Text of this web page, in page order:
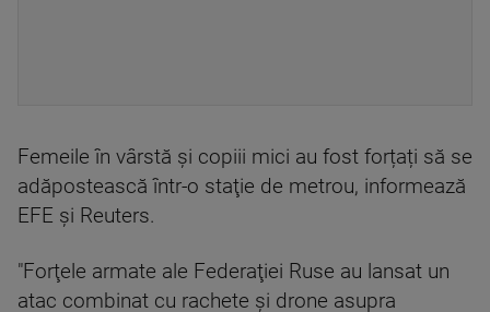
Femeile în vârstă şi copiii mici au fost forțați să se
adăpostească într-o staţie de metrou, informează
EFE şi Reuters.
"Forţele armate ale Federaţiei Ruse au lansat un
atac combinat cu rachete şi drone asupra